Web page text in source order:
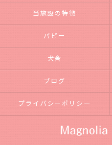
当施設の特徴
パピー
犬舎
ブログ
プライバシーポリシー